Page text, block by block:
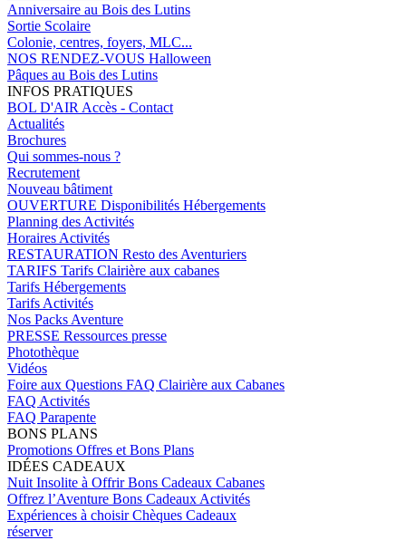
Anniversaire au Bois des Lutins
Sortie Scolaire
Colonie, centres, foyers, MLC...
NOS RENDEZ-VOUS Halloween
Pâques au Bois des Lutins
INFOS PRATIQUES
BOL D'AIR Accès - Contact
Actualités
Brochures
Qui sommes-nous ?
Recrutement
Nouveau bâtiment
OUVERTURE Disponibilités Hébergements
Planning des Activités
Horaires Activités
RESTAURATION Resto des Aventuriers
TARIFS Tarifs Clairière aux cabanes
Tarifs Hébergements
Tarifs Activités
Nos Packs Aventure
PRESSE Ressources presse
Photothèque
Vidéos
Foire aux Questions FAQ Clairière aux Cabanes
FAQ Activités
FAQ Parapente
BONS PLANS
Promotions Offres et Bons Plans
IDÉES CADEAUX
Nuit Insolite à OffrirBons Cadeaux Cabanes
Offrez l’Aventure Bons Cadeaux Activités
Expériences à choisirChèques Cadeaux
réserver